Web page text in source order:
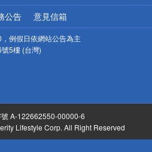
公告 意見信箱
例假日依網站公告為主
5樓 (台灣)
A-122662550-00000-6
Lifestyle Corp. All Right Reserved